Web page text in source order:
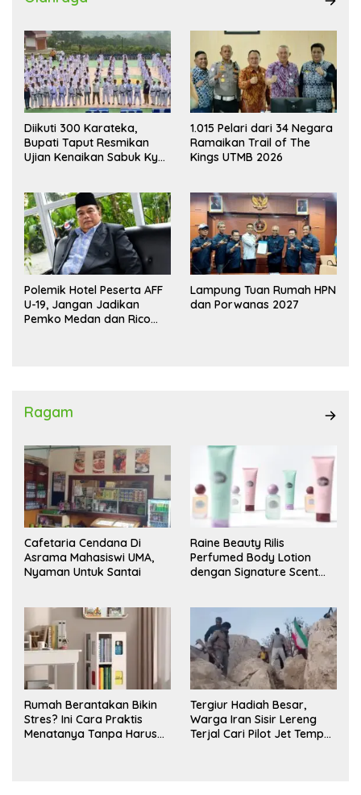
Diikuti 300 Karateka,
Bupati Taput Resmikan
Ujian Kenaikan Sabuk Kyu
1.015 Pelari dari 34 Negara
Ramaikan Trail of The
Kings UTMB 2026
Polemik Hotel Peserta AFF
U-19, Jangan Jadikan
Pemko Medan dan Rico
Lampung Tuan Rumah HPN
dan Porwanas 2027
Ragam
Cafetaria Cendana Di
Asrama Mahasiswi UMA,
Nyaman Untuk Santai
Raine Beauty Rilis
Perfumed Body Lotion
dengan Signature Scent
Rumah Berantakan Bikin
Stres? Ini Cara Praktis
Menatanya Tanpa Harus
Tergiur Hadiah Besar,
Warga Iran Sisir Lereng
Terjal Cari Pilot Jet Tempur